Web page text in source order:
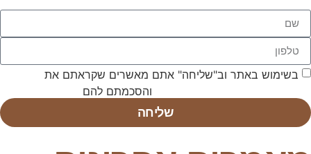
בשימוש באתר וב"שליחה" אתם מאשרים שקראתם את
והסכמתם להם
שליחה